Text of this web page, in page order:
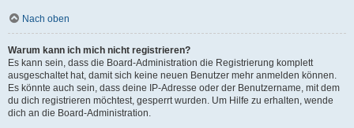
Nach oben
Warum kann ich mich nicht registrieren?
Es kann sein, dass die Board-Administration die Registrierung komplett
ausgeschaltet hat, damit sich keine neuen Benutzer mehr anmelden können.
Es könnte auch sein, dass deine IP-Adresse oder der Benutzername, mit dem
du dich registrieren möchtest, gesperrt wurden. Um Hilfe zu erhalten, wende
dich an die Board-Administration.